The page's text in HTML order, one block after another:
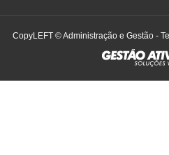
CopyLEFT © Administração e Gestão -